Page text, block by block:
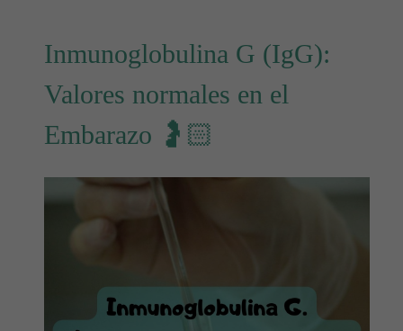
Inmunoglobulina G (IgG):
Valores normales en el
Embarazo 🤰🏻